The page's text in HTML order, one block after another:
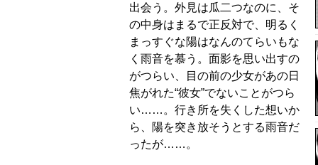
出会う。外見は瓜二つなのに、そ
の中身はまるで正反対で、明るく
まっすぐな陽はなんのてらいもな
く雨音を慕う。面影を思い出すの
がつらい、目の前の少女があの日
焦がれた“彼女”でないことがつら
い……。行き所を失くした想いか
ら、陽を突き放そうとする雨音だ
ったが……。